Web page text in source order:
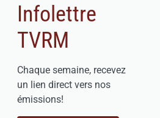
Infolettre
TVRM
Chaque semaine, recevez
un lien direct vers nos
émissions!